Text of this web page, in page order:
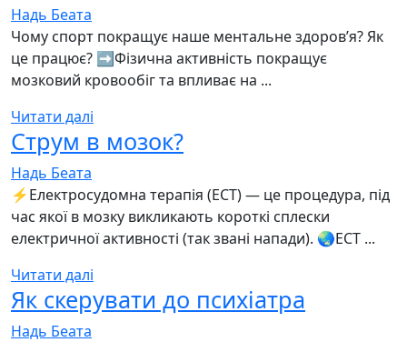
Надь Беата
Чому спорт покращує наше ментальне здоровʼя? Як
це працює? ➡️Фізична активність покращує
мозковий кровообіг та впливає на ...
Читати далі
Струм в мозок?
Надь Беата
⚡️Електросудомна терапія (ЕСТ) — це процедура, під
час якої в мозку викликають короткі сплески
електричної активності (так звані напади). 🌏ЕСТ ...
Читати далі
Як скерувати до психіатра
Надь Беата